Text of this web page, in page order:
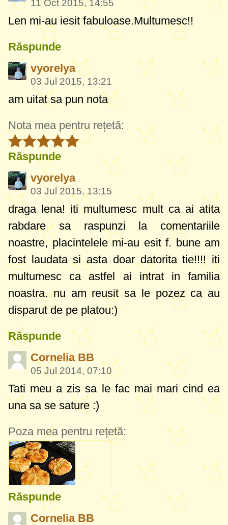
11 Oct 2015, 14:55
Len mi-au iesit fabuloase.Multumesc!!
Răspunde
vyorelya
03 Jul 2015, 13:21
am uitat sa pun nota
Nota mea pentru rețetă:
Răspunde
vyorelya
03 Jul 2015, 13:15
draga lena! iti multumesc mult ca ai atita
rabdare sa raspunzi la comentariile
noastre, placintelele mi-au esit f. bune am
fost laudata si asta doar datorita tie!!!! iti
multumesc ca astfel ai intrat in familia
noastra. nu am reusit sa le pozez ca au
disparut de pe platou:)
Răspunde
Cornelia BB
05 Jul 2014, 07:10
Tati meu a zis sa le fac mai mari cind ea
una sa se sature :)
Poza mea pentru rețetă:
Răspunde
Cornelia BB